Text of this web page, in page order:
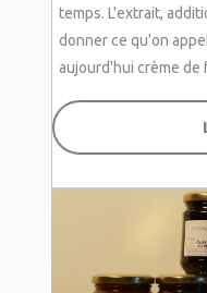
temps. L'extrait,
donner ce qu'on
aujourd'hui crème de